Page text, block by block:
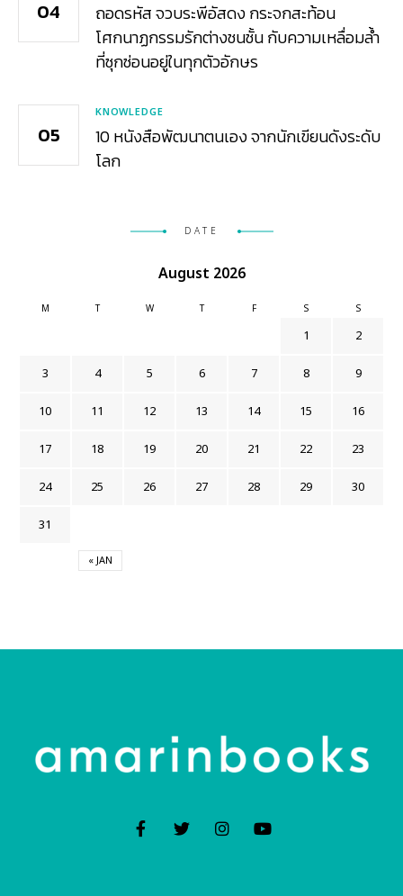
ถอดรหัส จวบระพีอัสดง กระจกสะท้อน
โศกนาฏกรรมรักต่างชนชั้น กับความเหลื่อมล้ำ
ที่ซุกซ่อนอยู่ในทุกตัวอักษร
KNOWLEDGE
10 หนังสือพัฒนาตนเอง จากนักเขียนดังระดับ
โลก
DATE
August 2026
M T W T F S S
1 2
3 4 5 6 7 8 9
10 11 12 13 14 15 16
17 18 19 20 21 22 23
24 25 26 27 28 29 30
31
« JAN